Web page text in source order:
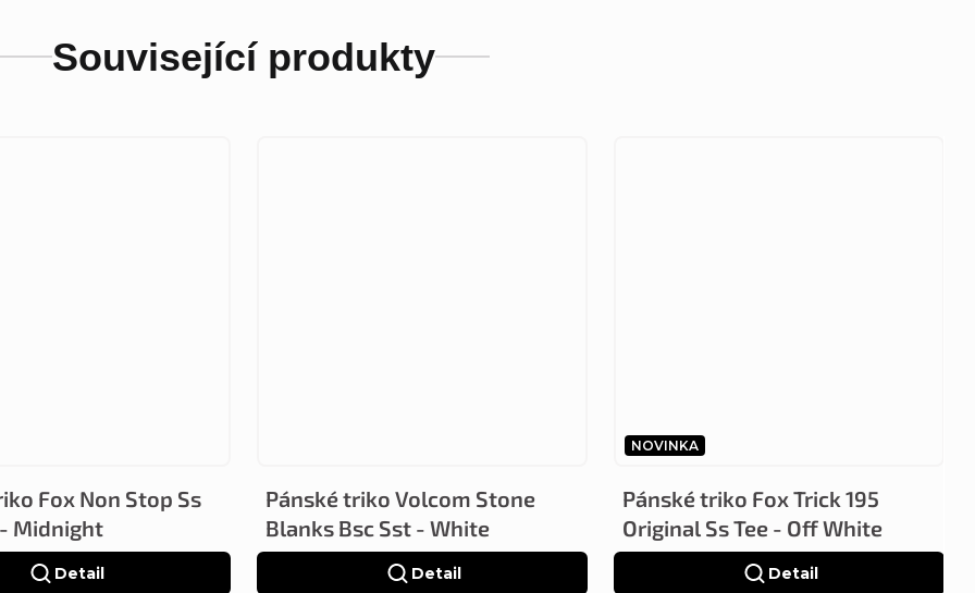
Související produkty
Fox Non Stop Ss
- Midnight
Detail
Pánské triko Volcom Stone
Blanks Bsc Sst - White
Detail
NOVINKA
Pánské triko Fox Trick 195
Original Ss Tee - Off White
Detail